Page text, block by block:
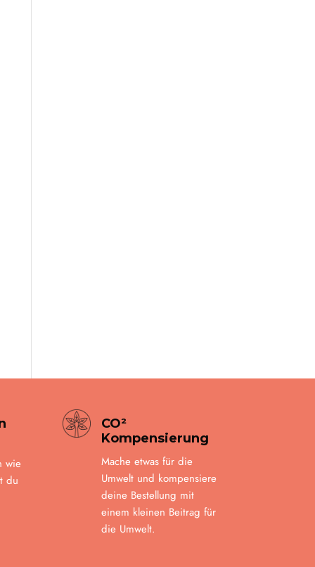
wie
du
CO²
Kompensierung
Mache etwas für die
Umwelt und kompensiere
deine Bestellung mit
einem kleinen Beitrag für
die Umwelt.